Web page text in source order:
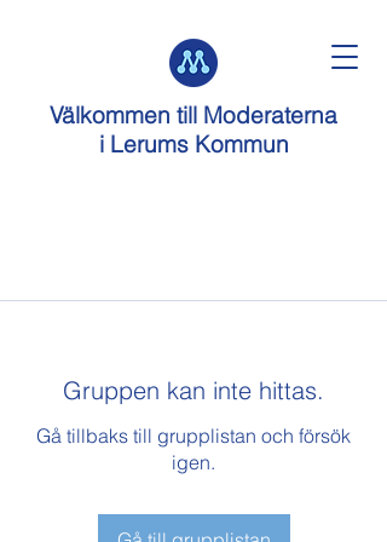
Välkommen till Moderaterna
i Lerums Kommun
Gruppen kan inte hittas.
Gå tillbaks till grupplistan och försök
igen.